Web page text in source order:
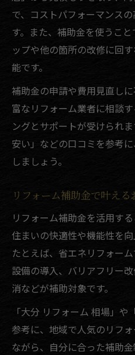
で、コストパフォーマンス
す。また、補助金を使うこ
ップや他の箇所の改修に回
能です。
補助金の申請や費用見直し
富なリフォーム業者に相談
ングとサポートが受けられ
安い」などの口コミを参考
しましょう。
リフォーム補助金で叶え
リフォーム補助金を活用す
住まいの快適性や機能性を向
たとえば、省エネリフォー
設備の導入、バリアフリー
消などが補助対象です。
「大分 リフォーム 相場」
参考に、地域で人気のリフ
ながら、自分に合った補助